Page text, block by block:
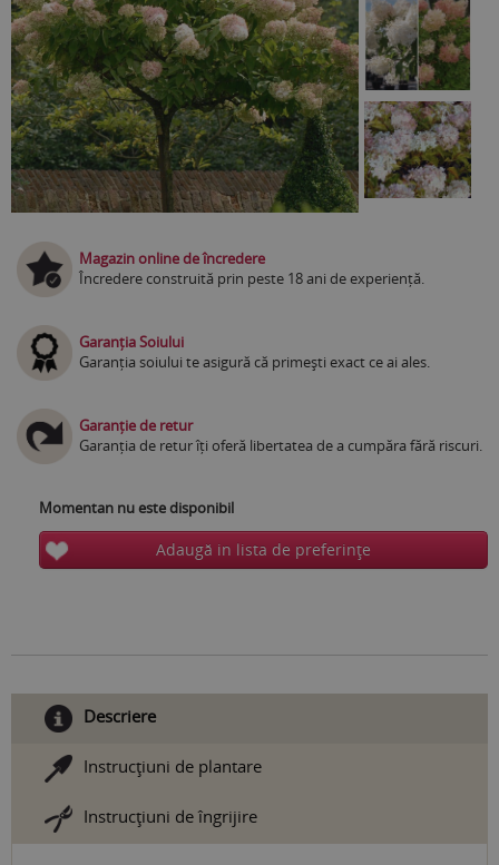
Magazin online de încredere
Încredere construită prin peste 18 ani de experiență.
Garanția Soiului
Garanția soiului te asigură că primești exact ce ai ales.
Garanție de retur
Garanția de retur îți oferă libertatea de a cumpăra fără riscuri.
Momentan nu este disponibil
Adaugă in lista de preferinţe
Descriere
Instrucţiuni de plantare
Instrucţiuni de îngrijire